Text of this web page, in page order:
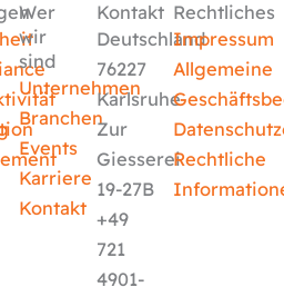
Wer
wir
sind
Unternehmen
Branchen
Events
Karriere
Kontakt
Kontakt
Deutschland
76227
Karlsruhe
Zur
Giesserei
19-27B
+49
721
4901-
Rechtliches
Impressum
Allgemeine
Rechtliche